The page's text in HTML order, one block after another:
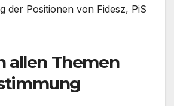
der Positionen von Fidesz, PiS
allen Themen